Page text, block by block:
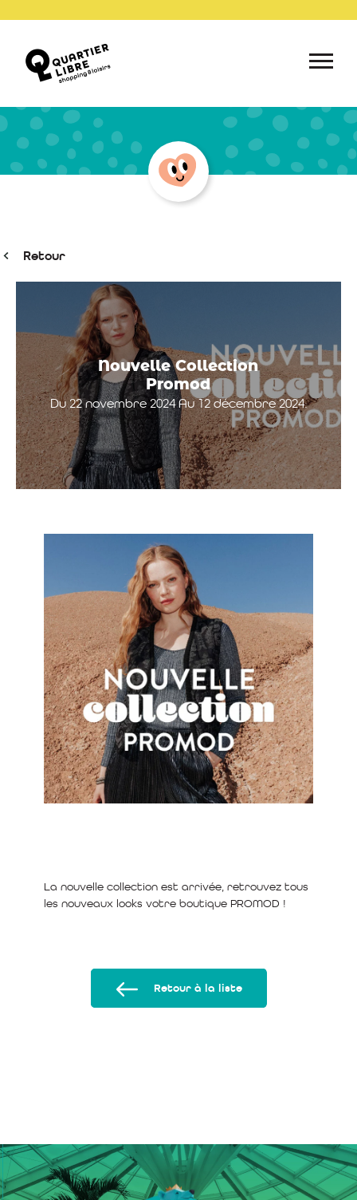
Retour
Nouvelle Collection
Promod
Du 22 novembre 2024 Au 12 décembre 2024.
La nouvelle collection est arrivée, retrouvez tous
les nouveaux looks votre boutique PROMOD !
Retour à la liste